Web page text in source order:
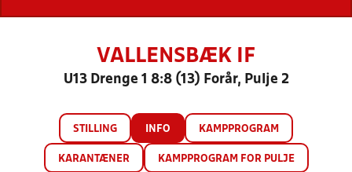
VALLENSBÆK IF
U13 Drenge 1 8:8 (13) Forår, Pulje 2
STILLING INFO KAMPPROGRAM
KARANTÆNER KAMPPROGRAM FOR PULJE